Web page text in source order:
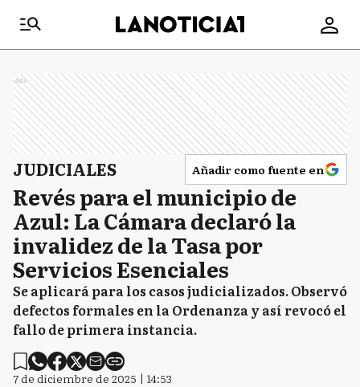
Ads
JUDICIALES Añadir como fuente en
Revés para el municipio de
Azul: La Cámara declaró la
invalidez de la Tasa por
Servicios Esenciales
Se aplicará para los casos judicializados. Observó
defectos formales en la Ordenanza y así revocó el
fallo de primera instancia.
7 de diciembre de 2025 | 14:53